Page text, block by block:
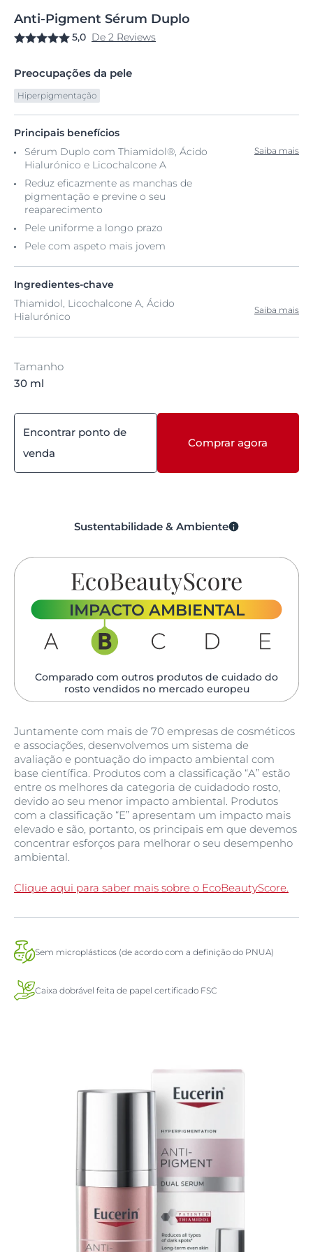
Anti-Pigment Sérum Duplo
5,0 De 2 Reviews
Preocupações da pele
Hiperpigmentação
Principais benefícios
Sérum Duplo com Thiamidol®, Ácido
Hialurónico e Licochalcone A
Reduz eficazmente as manchas de
pigmentação e previne o seu
reaparecimento
Pele uniforme a longo prazo
Pele com aspeto mais jovem
Saiba mais
Ingredientes-chave
Thiamidol, Licochalcone A, Ácido
Hialurónico
Saiba mais
Tamanho
30 ml
Encontrar ponto de
venda
Comprar agora
Sustentabilidade & Ambiente
IMPACTO AMBIENTAL
Comparado com outros produtos de cuidado do
rosto vendidos no mercado europeu
Juntamente com mais de 70 empresas de cosméticos
e associações, desenvolvemos um sistema de
avaliação e pontuação do impacto ambiental com
base científica. Produtos com a classificação “A” estão
entre os melhores da categoria de cuidadodo rosto,
devido ao seu menor impacto ambiental. Produtos
com a classificação “E” apresentam um impacto mais
elevado e são, portanto, os principais em que devemos
concentrar esforços para melhorar o seu desempenho
ambiental.
Clique aqui para saber mais sobre o EcoBeautyScore.
Sem microplásticos (de acordo com a definição do PNUA)
Caixa dobrável feita de papel certificado FSC